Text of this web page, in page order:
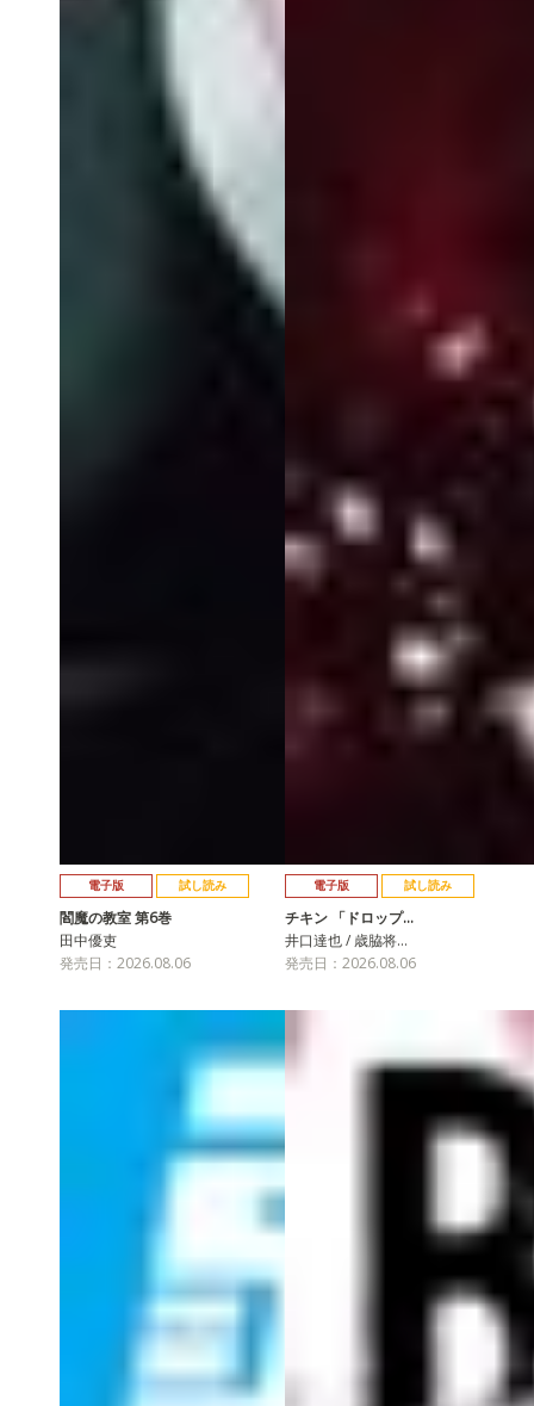
電子版 試し読み
閻魔の教室 第6巻
田中優吏
発売日：2026.08.06
電子版 試し読み
チキン 「ドロップ…
井口達也 / 歳脇将…
発売日：2026.08.06